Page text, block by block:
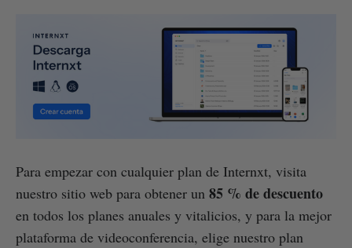
Para empezar con cualquier plan de Internxt, visita
nuestro sitio web para obtener un 85 % de descuento
en todos los planes anuales y vitalicios, y para la mejor
plataforma de videoconferencia, elige nuestro plan